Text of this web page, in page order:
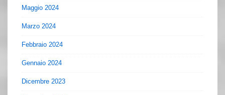
Maggio 2024
Marzo 2024
Febbraio 2024
Gennaio 2024
Dicembre 2023